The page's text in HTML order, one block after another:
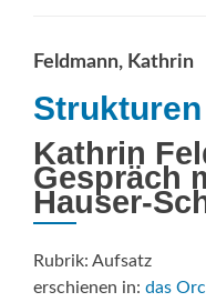
Feldmann, Kathrin
Kathrin
Gespräch
Hauser-
Rubrik: Aufsatz
erschienen in: das